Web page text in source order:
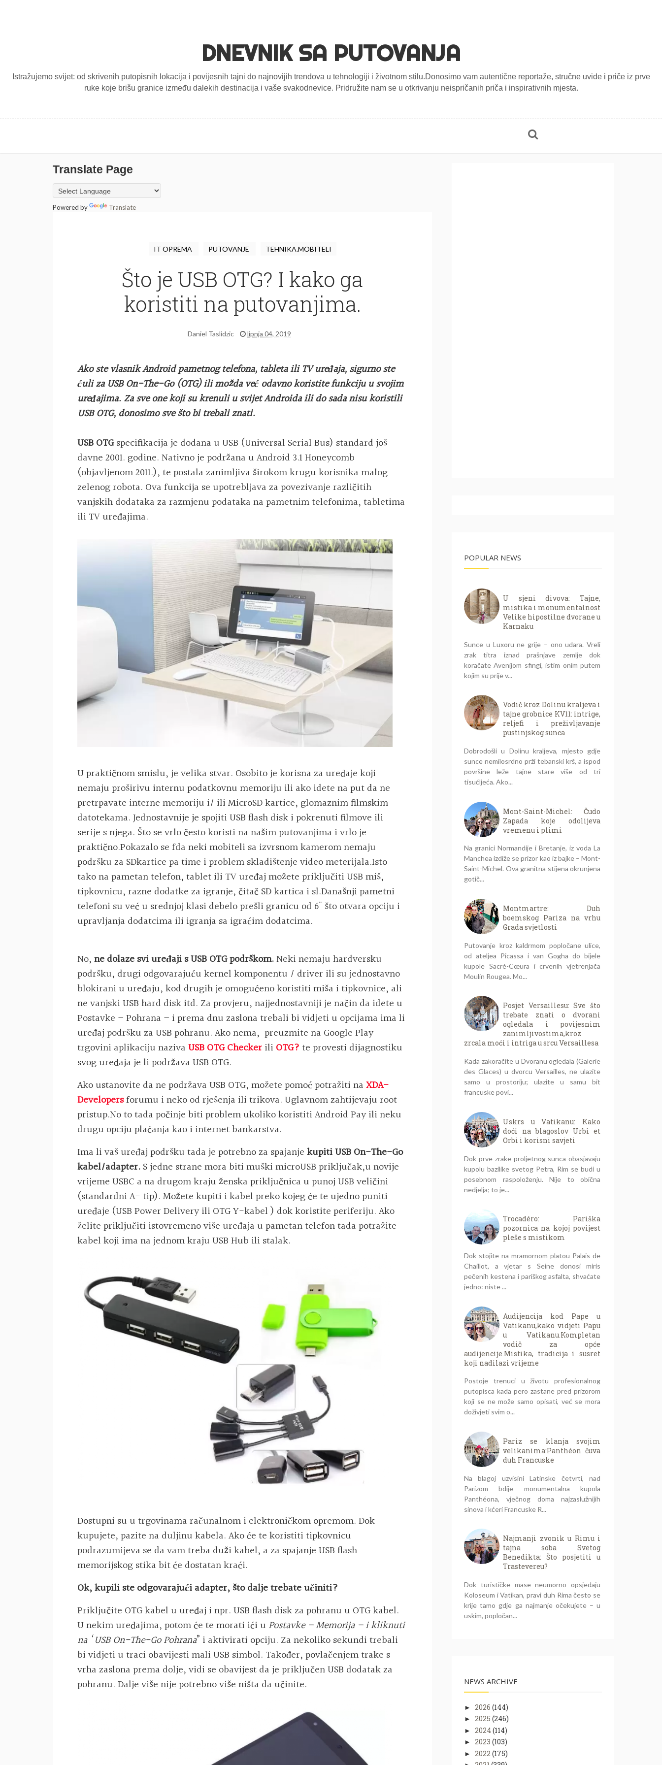
DNEVNIK SA PUTOVANJA
Istražujemo svijet: od skrivenih putopisnih lokacija i povijesnih tajni do najnovijih trendova u tehnologiji i životnom stilu.Donosimo vam autentične reportaže, stručne uvide i priče iz prve
ruke koje brišu granice između dalekih destinacija i vaše svakodnevice. Pridružite nam se u otkrivanju neispričanih priča i inspirativnih mjesta.
Translate Page
Powered by Translate
IT OPREMA PUTOVANJE TEHNIKA.MOBITELI
Što je USB OTG? I kako ga
koristiti na putovanjima.
Daniel Taslidzic lipnja 04, 2019
Ako ste vlasnik Android pametnog telefona, tableta ili TV uređaja, sigurno ste
ćuli za USB On-The-Go (OTG) ili možda već odavno koristite funkciju u svojim
uređajima. Za sve one koji su krenuli u svijet Androida ili do sada nisu koristili
USB OTG, donosimo sve što bi trebali znati.
USB OTGspecifikacija je dodana u USB (Universal Serial Bus) standard još
davne 2001. godine. Nativno je podržana u Android 3.1 Honeycomb
(objavljenom 2011.), te postala zanimljiva širokom krugu korisnika malog
zelenog robota. Ova funkcija se upotrebljava za povezivanje različitih
vanjskih dodataka za razmjenu podataka na pametnim telefonima, tabletima
ili TV uređajima.
U praktičnom smislu, je velika stvar. Osobito je korisna za uređaje koji
nemaju proširivu internu podatkovnu memoriju ili ako idete na put da ne
pretrpavate interne memoriju i/ ili MicroSD kartice, glomaznim filmskim
datotekama. Jednostavnije je spojiti USB flash disk i pokrenuti filmove ili
serije s njega. Što se vrlo često koristi na našim putovanjima i vrlo je
praktično.Pokazalo se fda neki mobiteli sa izvrsnom kamerom nemaju
podršku za SDkartice pa time i problem skladištenje video meterijala.Isto
tako na pametan telefon, tablet ili TV uređaj možete priključiti USB miš,
tipkovnicu, razne dodatke za igranje, čitač SD kartica i sl.Današnji pametni
telefoni su već u srednjoj klasi debelo prešli granicu od 6" što otvara opciju i
upravljanja dodatcima ili igranja sa igraćim dodatcima.
No,ne dolaze svi uređaji s USB OTG podrškom.Neki nemaju hardversku
podršku, drugi odgovarajuću kernel komponentu / driver ili su jednostavno
blokirani u uređaju, kod drugih je omogućeno koristiti miša i tipkovnice, ali
ne vanjski USB hard disk itd. Za provjeru, najjednostavniji je način da idete u
Postavke – Pohrana – i prema dnu zaslona trebali bi vidjeti u opcijama ima li
uređaj podršku za USB pohranu. Ako nema, preuzmite na Google Play
trgovini aplikaciju nazivaUSB OTG Checkerili OTG?te provesti dijagnostiku
svog uređaja je li podržava USB OTG.
Ako ustanovite da ne podržava USB OTG, možete pomoć potražiti naXDA-
Developersforumu i neko od rješenja ili trikova. Uglavnom zahtijevaju root
pristup.No to tada počinje biti problem ukoliko koristiti Android Pay ili neku
drugu opciju plaćanja kao i internet bankarstva.
Ima li vaš uređaj podršku tada je potrebno za spajanjekupiti USB On-The-Go
kabel/adapter.S jedne strane mora biti muški microUSB priključak,u novije
vrijeme USBC a na drugom kraju ženska priključnica u punoj USB veličini
(standardni A- tip). Možete kupiti i kabel preko kojeg će te ujedno puniti
uređaje (USB Power Delivery ili OTG Y-kabel ) dok koristite periferiju. Ako
želite priključiti istovremeno više uređaja u pametan telefon tada potražite
kabel koji ima na jednom kraju USB Hub ili stalak.
Dostupni su u trgovinama računalnom i elektroničkom opremom. Dok
kupujete, pazite na duljinu kabela. Ako će te koristiti tipkovnicu
podrazumijeva se da vam treba duži kabel, a za spajanje USB flash
memorijskog stika bit će dostatan kraći.
Ok, kupili ste odgovarajući adapter, što dalje trebate učiniti?
Priključite OTG kabel u uređaj i npr. USB flash disk za pohranu u OTG kabel.
U nekim uređajima, potom će te morati ići u Postavke – Memorija – i kliknuti
na ‘ USB On-The-Go Pohrana” i aktivirati opciju. Za nekoliko sekundi trebali
bi vidjeti u traci obavijesti mali USB simbol. Također, povlačenjem trake s
vrha zaslona prema dolje, vidi se obavijest da je priključen USB dodatak za
pohranu. Dalje više nije potrebno više ništa da učinite.
POPULAR NEWS
U sjeni divova: Tajne,
mistika i monumentalnost
Velike hipostilne dvorane u
Karnaku
Sunce u Luxoru ne grije – ono udara. Vreli
zrak titra iznad prašnjave zemlje dok
koračate Avenijom sfingi, istim onim putem
kojim su prije v...
Vodič kroz Dolinu kraljeva i
tajne grobnice KV11: intrige,
reljefi i preživljavanje
pustinjskog sunca
Dobrodošli u Dolinu kraljeva, mjesto gdje
sunce nemilosrdno prži tebanski krš, a ispod
površine leže tajne stare više od tri
tisućljeća. Ako...
Mont-Saint-Michel: Čudo
Zapada koje odolijeva
vremenu i plimi
Na granici Normandije i Bretanje, iz voda La
Manchea izdiže se prizor kao iz bajke – Mont-
Saint-Michel. Ova granitna stijena okrunjena
gotič...
Montmartre: Duh
boemskog Pariza na vrhu
Grada svjetlosti
Putovanje kroz kaldrmom popločane ulice,
od ateljea Picassa i van Gogha do bijele
kupole Sacré-Cœura i crvenih vjetrenjača
Moulin Rougea. Mo...
Posjet Versaillesu: Sve što
trebate znati o dvorani
ogledala i povijesnim
zanimljivostima,kroz
zrcala moći i intriga u srcu Versaillesa
Kada zakoračite u Dvoranu ogledala (Galerie
des Glaces) u dvorcu Versailles, ne ulazite
samo u prostoriju; ulazite u samu bit
francuske povi...
Uskrs u Vatikanu: Kako
doći na blagoslov Urbi et
Orbi i korisni savjeti
Dok prve zrake proljetnog sunca obasjavaju
kupolu bazilike svetog Petra, Rim se budi u
posebnom raspoloženju. Nije to obična
nedjelja; to je...
Trocadéro: Pariška
pozornica na kojoj povijest
pleše s mistikom
Dok stojite na mramornom platou Palais de
Chaillot, a vjetar s Seine donosi miris
pečenih kestena i pariškog asfalta, shvaćate
jedno: niste ...
Audijencija kod Pape u
Vatikanu,kako vidjeti Papu
u Vatikanu.Kompletan
vodič za opće
audijencije.Mistika, tradicija i susret
koji nadilazi vrijeme
Postoje trenuci u životu profesionalnog
putopisca kada pero zastane pred prizorom
koji se ne može samo opisati, već se mora
doživjeti svim o...
Pariz se klanja svojim
velikanima:Panthéon čuva
duh Francuske
Na blagoj uzvisini Latinske četvrti, nad
Parizom bdije monumentalna kupola
Panthéona, vječnog doma najzaslužnijih
sinova i kćeri Francuske R...
Najmanji zvonik u Rimu i
tajna soba Svetog
Benedikta: Što posjetiti u
Trastevereu?
Dok turističke mase neumorno opsjedaju
Koloseum i Vatikan, pravi duh Rima često se
krije tamo gdje ga najmanje očekujete – u
uskim, popločan...
NEWS ARCHIVE
► 2026 (144)
► 2025 (246)
► 2024 (114)
► 2023 (103)
► 2022 (175)